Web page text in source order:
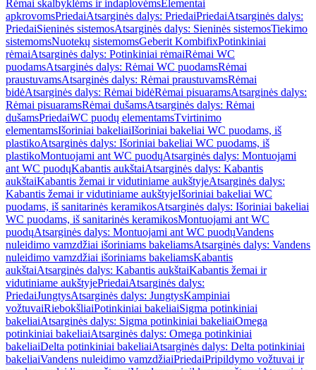
Rėmai skalbyklėms ir indaplovėmsElementai
apkrovomsPriedaiAtsarginės dalys: PriedaiPriedaiAtsarginės dalys:
PriedaiSieninės sistemosAtsarginės dalys: Sieninės sistemosTiekimo
sistemomsNuotekų sistemomsGeberit KombifixPotinkiniai
rėmaiAtsarginės dalys: Potinkiniai rėmaiRėmai WC
puodamsAtsarginės dalys: Rėmai WC puodamsRėmai
praustuvamsAtsarginės dalys: Rėmai praustuvamsRėmai
bidėAtsarginės dalys: Rėmai bidėRėmai pisuaramsAtsarginės dalys:
Rėmai pisuaramsRėmai dušamsAtsarginės dalys: Rėmai
dušamsPriedaiWC puodų elementamsTvirtinimo
elementamsIšoriniai bakeliaiIšoriniai bakeliai WC puodams, iš
plastikoAtsarginės dalys: Išoriniai bakeliai WC puodams, iš
plastikoMontuojami ant WC puodųAtsarginės dalys: Montuojami
ant WC puodųKabantis aukštaiAtsarginės dalys: Kabantis
aukštaiKabantis žemai ir vidutiniame aukštyjeAtsarginės dalys:
Kabantis žemai ir vidutiniame aukštyjeIšoriniai bakeliai WC
puodams, iš sanitarinės keramikosAtsarginės dalys: Išoriniai bakeliai
WC puodams, iš sanitarinės keramikosMontuojami ant WC
puodųAtsarginės dalys: Montuojami ant WC puodųVandens
nuleidimo vamzdžiai išoriniams bakeliamsAtsarginės dalys: Vandens
nuleidimo vamzdžiai išoriniams bakeliamsKabantis
aukštaiAtsarginės dalys: Kabantis aukštaiKabantis žemai ir
vidutiniame aukštyjePriedaiAtsarginės dalys:
PriedaiJungtysAtsarginės dalys: JungtysKampiniai
vožtuvaiRiebokšliaiPotinkiniai bakeliaiSigma potinkiniai
bakeliaiAtsarginės dalys: Sigma potinkiniai bakeliaiOmega
potinkiniai bakeliaiAtsarginės dalys: Omega potinkiniai
bakeliaiDelta potinkiniai bakeliaiAtsarginės dalys: Delta potinkiniai
bakeliaiVandens nuleidimo vamzdžiaiPriedaiPripildymo vožtuvai ir